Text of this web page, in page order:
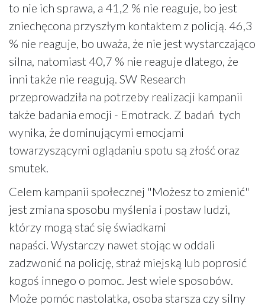
to nie ich sprawa, a 41,2 % nie reaguje, bo jest
zniechęcona przyszłym kontaktem z policją. 46,3
% nie reaguje, bo uważa, że nie jest wystarczająco
silna, natomiast 40,7 % nie reaguje dlatego, że
inni także nie reagują. SW Research
przeprowadziła na potrzeby realizacji kampanii
także badania emocji - Emotrack. Z badań tych
wynika, że dominującymi emocjami
towarzyszącymi oglądaniu spotu są złość oraz
smutek.
Celem kampanii społecznej "Możesz to zmienić"
jest zmiana sposobu myślenia i postaw ludzi,
którzy mogą stać się świadkami
napaści. Wystarczy nawet stojąc w oddali
zadzwonić na policję, straż miejską lub poprosić
kogoś innego o pomoc. Jest wiele sposobów.
Może pomóc nastolatka, osoba starsza czy silny